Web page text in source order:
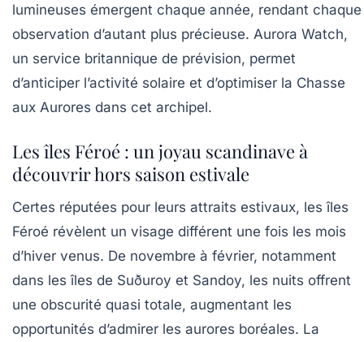
lumineuses émergent chaque année, rendant chaque
observation d’autant plus précieuse. Aurora Watch,
un service britannique de prévision, permet
d’anticiper l’activité solaire et d’optimiser la Chasse
aux Aurores dans cet archipel.
Les îles Féroé : un joyau scandinave à
découvrir hors saison estivale
Certes réputées pour leurs attraits estivaux, les îles
Féroé révèlent un visage différent une fois les mois
d’hiver venus. De novembre à février, notamment
dans les îles de Suðuroy et Sandoy, les nuits offrent
une obscurité quasi totale, augmentant les
opportunités d’admirer les aurores boréales. La